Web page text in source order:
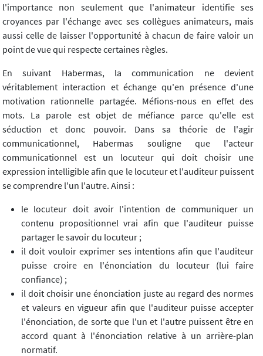
l'importance non seulement que l'animateur identifie ses
croyances par l'échange avec ses collègues animateurs, mais
aussi celle de laisser l'opportunité à chacun de faire valoir un
point de vue qui respecte certaines règles.
En suivant Habermas, la communication ne devient
véritablement interaction et échange qu'en présence d'une
motivation rationnelle partagée. Méfions-nous en effet des
mots. La parole est objet de méfiance parce qu'elle est
séduction et donc pouvoir. Dans sa théorie de l'agir
communicationnel, Habermas souligne que l'acteur
communicationnel est un locuteur qui doit choisir une
expression intelligible afin que le locuteur et l'auditeur puissent
se comprendre l'un l'autre. Ainsi :
le locuteur doit avoir l'intention de communiquer un
contenu propositionnel vrai afin que l'auditeur puisse
partager le savoir du locuteur ;
il doit vouloir exprimer ses intentions afin que l'auditeur
puisse croire en l'énonciation du locuteur (lui faire
confiance) ;
il doit choisir une énonciation juste au regard des normes
et valeurs en vigueur afin que l'auditeur puisse accepter
l'énonciation, de sorte que l'un et l'autre puissent être en
accord quant à l'énonciation relative à un arrière-plan
normatif.